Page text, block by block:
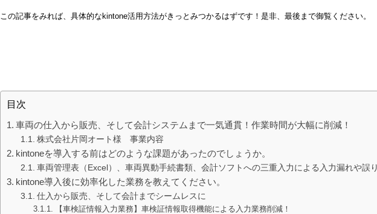
この記事をみれば、具体的なkintone活用方法がきっとみつかるはずです！是非、最後まで御覧ください。
目次
車両の仕入から販売、そして会計システムまで一気通貫！作業時間が大幅に削減！
株式会社片岡オート様 事業内容
kintoneを導入する前はどのような課題があったのでしょうか。
車両管理表（Excel）、車両異動手続書類、会計ソフトへの三重入力による入力漏れや誤
kintone導入後に効率化した業務を教えてください。
仕入から販売、そして会計までシームレスに
【車検証情報入力業務】車検証情報取得機能による入力業務削減！